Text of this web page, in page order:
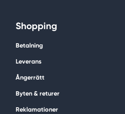
Shopping
Betalning
Leverans
Ångerrätt
Byten & returer
Reklamationer